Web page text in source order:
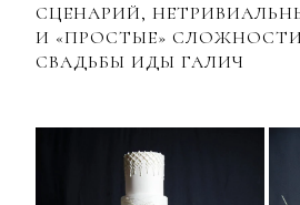
СЦЕНАРИЙ,
И «ПРОСТЫЕ»
СВАДЬБЫ ИДЫ ГАЛИЧ